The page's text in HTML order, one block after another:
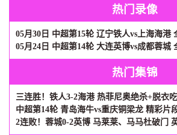
热门录像
05月30日 中超第15轮 辽宁铁人vs上海海港
05月24日 中超第14轮 大连英博vs成都蓉城
热门集锦
中超第14轮 青岛海牛vs重庆铜梁龙 精彩片
2连败！蓉城0-2英博 马莱莱、马马杜破门